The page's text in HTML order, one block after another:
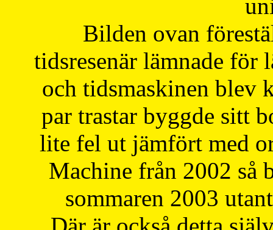
Bilden ovan
tidsresenär lämnade för
och tidsmaskinen blev
par trastar byggde sitt
lite fel ut jämfört med
Machine från 2002 så
sommaren 2003